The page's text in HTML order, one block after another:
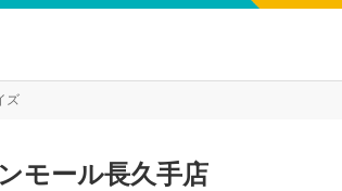
ズ
モール長久手店